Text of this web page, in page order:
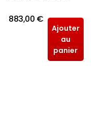
883,00 €
Ajouter
au
panier